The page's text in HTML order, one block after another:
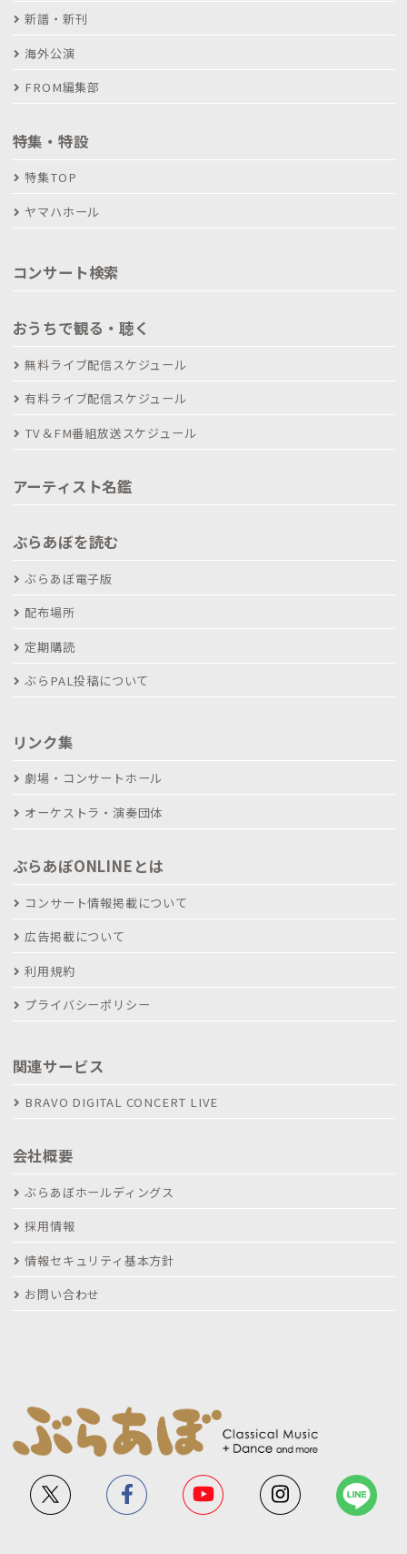
新譜・新刊
海外公演
FROM編集部
特集・特設
特集TOP
ヤマハホール
コンサート検索
おうちで観る・聴く
無料ライブ配信スケジュール
有料ライブ配信スケジュール
TV＆FM番組放送スケジュール
アーティスト名鑑
ぶらあぼを読む
ぶらあぼ電子版
配布場所
定期購読
ぶらPAL投稿について
リンク集
劇場・コンサートホール
オーケストラ・演奏団体
ぶらあぼONLINEとは
コンサート情報掲載について
広告掲載について
利用規約
プライバシーポリシー
関連サービス
BRAVO DIGITAL CONCERT LIVE
会社概要
ぶらあぼホールディングス
採用情報
情報セキュリティ基本方針
お問い合わせ